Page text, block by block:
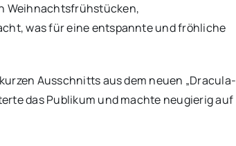
Weihnachtsfrühstücken,
was für eine entspannte und fröhliche
Ausschnitts aus dem neuen „Dracula-
das Publikum und machte neugierig auf